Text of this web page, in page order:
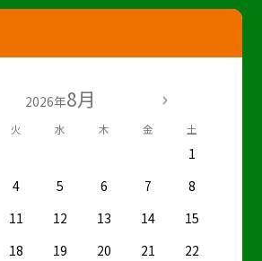
2026年8月
火 水 木 金 土
1
4 5 6 7
8
11 12 13 14
15
18 19 20 21
22